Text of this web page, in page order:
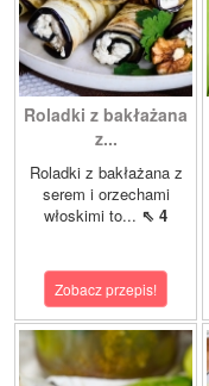
Roladki z bakłażana
z...
Roladki z bakłażana z
serem i orzechami
włoskimi to... ⇖ 4
Zobacz przepis!